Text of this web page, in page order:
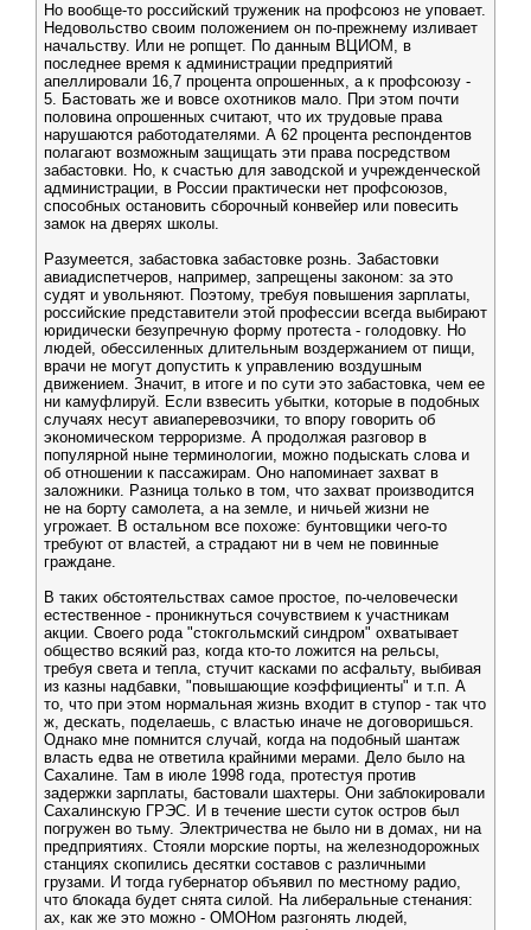
Но вообще-то российский труженик на профсоюз не уповает.
Недовольство своим положением он по-прежнему изливает
начальству. Или не ропщет. По данным ВЦИОМ, в
последнее время к администрации предприятий
апеллировали 16,7 процента опрошенных, а к профсоюзу -
5. Бастовать же и вовсе охотников мало. При этом почти
половина опрошенных считают, что их трудовые права
нарушаются работодателями. А 62 процента респондентов
полагают возможным защищать эти права посредством
забастовки. Но, к счастью для заводской и учрежденческой
администрации, в России практически нет профсоюзов,
способных остановить сборочный конвейер или повесить
замок на дверях школы.
Разумеется, забастовка забастовке рознь. Забастовки
авиадиспетчеров, например, запрещены законом: за это
судят и увольняют. Поэтому, требуя повышения зарплаты,
российские представители этой профессии всегда выбирают
юридически безупречную форму протеста - голодовку. Но
людей, обессиленных длительным воздержанием от пищи,
врачи не могут допустить к управлению воздушным
движением. Значит, в итоге и по сути это забастовка, чем ее
ни камуфлируй. Если взвесить убытки, которые в подобных
случаях несут авиаперевозчики, то впору говорить об
экономическом терроризме. А продолжая разговор в
популярной ныне терминологии, можно подыскать слова и
об отношении к пассажирам. Оно напоминает захват в
заложники. Разница только в том, что захват производится
не на борту самолета, а на земле, и ничьей жизни не
угрожает. В остальном все похоже: бунтовщики чего-то
требуют от властей, а страдают ни в чем не повинные
граждане.
В таких обстоятельствах самое простое, по-человечески
естественное - проникнуться сочувствием к участникам
акции. Своего рода "стокгольмский синдром" охватывает
общество всякий раз, когда кто-то ложится на рельсы,
требуя света и тепла, стучит касками по асфальту, выбивая
из казны надбавки, "повышающие коэффициенты" и т.п. А
то, что при этом нормальная жизнь входит в ступор - так что
ж, дескать, поделаешь, с властью иначе не договоришься.
Однако мне помнится случай, когда на подобный шантаж
власть едва не ответила крайними мерами. Дело было на
Сахалине. Там в июле 1998 года, протестуя против
задержки зарплаты, бастовали шахтеры. Они заблокировали
Сахалинскую ГРЭС. И в течение шести суток остров был
погружен во тьму. Электричества не было ни в домах, ни на
предприятиях. Стояли морские порты, на железнодорожных
станциях скопились десятки составов с различными
грузами. И тогда губернатор объявил по местному радио,
что блокада будет снята силой. На либеральные стенания:
ах, как же это можно - ОМОНом разгонять людей,